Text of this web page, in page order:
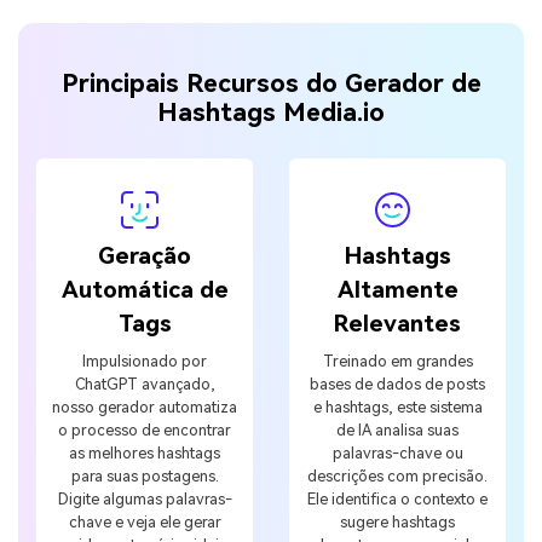
Principais Recursos do Gerador de
Hashtags Media.io
Geração
Automática de
Tags
Impulsionado por
ChatGPT avançado,
nosso gerador automatiza
o processo de encontrar
as melhores hashtags
para suas postagens.
Digite algumas palavras-
chave e veja ele gerar
Hashtags
Altamente
Relevantes
Treinado em grandes
bases de dados de posts
e hashtags, este sistema
de IA analisa suas
palavras-chave ou
descrições com precisão.
Ele identifica o contexto e
sugere hashtags